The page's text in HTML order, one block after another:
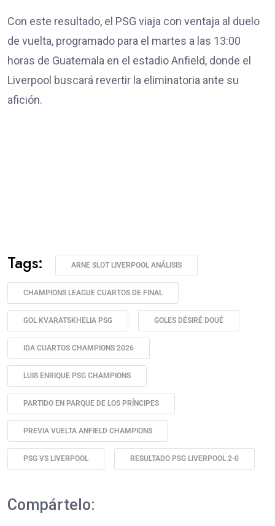
Con este resultado, el PSG viaja con ventaja al duelo
de vuelta, programado para el martes a las 13:00
horas de Guatemala en el estadio Anfield, donde el
Liverpool buscará revertir la eliminatoria ante su
afición.
Tags: ARNE SLOT LIVERPOOL ANÁLISIS
CHAMPIONS LEAGUE CUARTOS DE FINAL
GOL KVARATSKHELIA PSG GOLES DÉSIRÉ DOUÉ
IDA CUARTOS CHAMPIONS 2026
LUIS ENRIQUE PSG CHAMPIONS
PARTIDO EN PARQUE DE LOS PRÍNCIPES
PREVIA VUELTA ANFIELD CHAMPIONS
PSG VS LIVERPOOL RESULTADO PSG LIVERPOOL 2-0
Compártelo: